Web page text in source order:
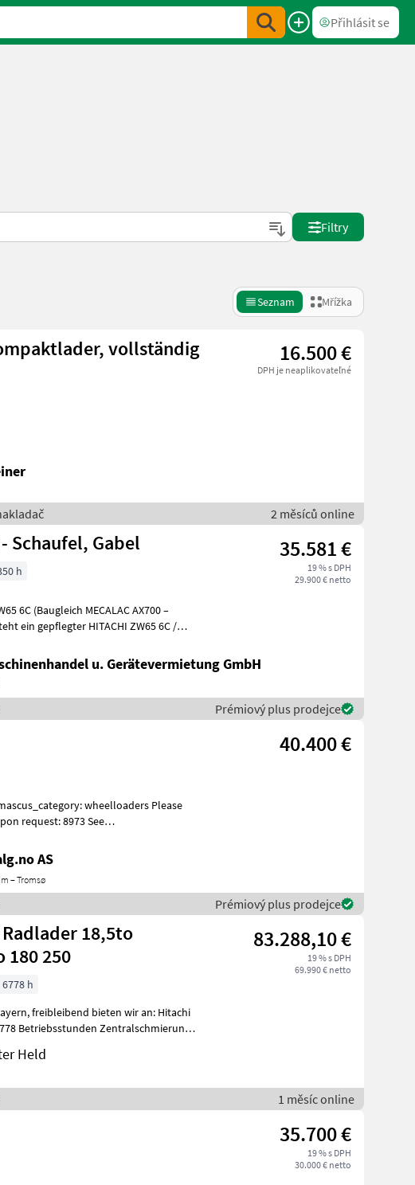
Přihlásit se
Filtry
Seznam Mřížka
vollständig
16.500 €
DPH je neaplikovateľné
2 měsíců online
Schaufel, Gabel 35.581 €
19 % s DPH
29.900 € netto
h
6C (Baugleich MECALAC AX700 –
u. Gerätevermietung GmbH
Prémiový plus prodejce
40.400 €
request: 8973 See
AS
– Tromsø
Prémiový plus prodejce
18,5to
180 250
83.288,10 €
19 % s DPH
69.990 € netto
6778 h
an: Hitachi
Betriebsstunden Zentralschmierung
Held
1 měsíc online
35.700 €
19 % s DPH
30.000 € netto